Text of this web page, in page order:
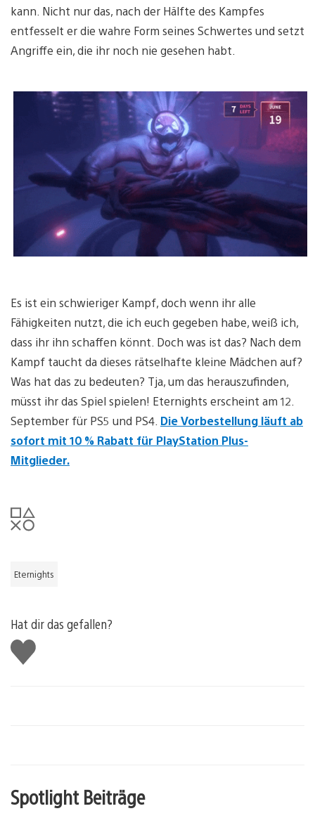
kann. Nicht nur das, nach der Hälfte des Kampfes
entfesselt er die wahre Form seines Schwertes und setzt
Angriffe ein, die ihr noch nie gesehen habt.
Es ist ein schwieriger Kampf, doch wenn ihr alle
Fähigkeiten nutzt, die ich euch gegeben habe, weiß ich,
dass ihr ihn schaffen könnt. Doch was ist das? Nach dem
Kampf taucht da dieses rätselhafte kleine Mädchen auf?
Was hat das zu bedeuten? Tja, um das herauszufinden,
müsst ihr das Spiel spielen! Eternights erscheint am 12.
September für PS5 und PS4. Die Vorbestellung läuft ab
sofort mit 10 % Rabatt für PlayStation Plus-
Mitglieder.
Eternights
Hat dir das gefallen?
Gefällt
mir
Spotlight Beiträge